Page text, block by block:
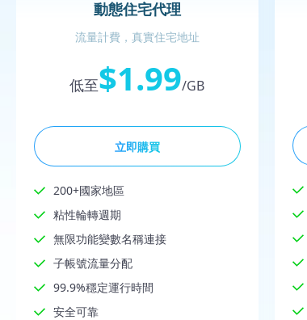
動態住宅代理
流量計費，真實住宅地址
低至$1.99/GB
立即購買
200+國家地區
粘性輪轉週期
無限功能變數名稱連接
子帳號流量分配
99.9%穩定運行時間
安全可靠